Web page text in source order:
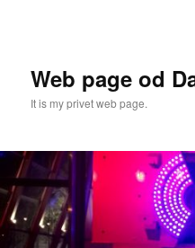
Web page od
It is my privet web page.